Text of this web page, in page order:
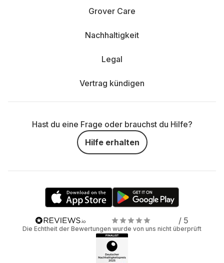
Grover Care
Nachhaltigkeit
Legal
Vertrag kündigen
Hast du eine Frage oder brauchst du Hilfe?
Hilfe erhalten
/ 5
Die Echtheit der Bewertungen wurde von uns nicht überprüft